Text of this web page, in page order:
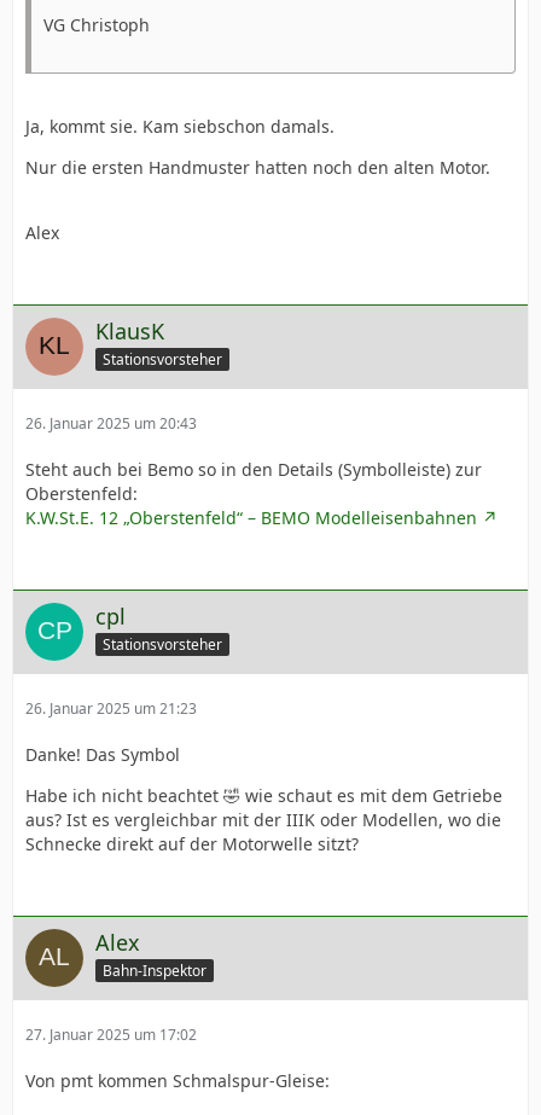
VG Christoph
Ja, kommt sie. Kam siebschon damals.
Nur die ersten Handmuster hatten noch den alten Motor.
Alex
KlausK
Stationsvorsteher
26. Januar 2025 um 20:43
Steht auch bei Bemo so in den Details (Symbolleiste) zur
Oberstenfeld:
K.W.St.E. 12 „Oberstenfeld“ – BEMO Modelleisenbahnen
cpl
Stationsvorsteher
26. Januar 2025 um 21:23
Danke! Das Symbol
Habe ich nicht beachtet 🤣 wie schaut es mit dem Getriebe
aus? Ist es vergleichbar mit der IIIK oder Modellen, wo die
Schnecke direkt auf der Motorwelle sitzt?
Alex
Bahn-Inspektor
27. Januar 2025 um 17:02
Von pmt kommen Schmalspur-Gleise: